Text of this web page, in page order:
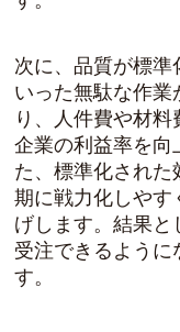
次に、品質が標準
いった無駄な作業
り、人件費や材料
企業の利益率を向
た、標準化され
期に戦力化しやす
げします。結果と
受注できるように
す。